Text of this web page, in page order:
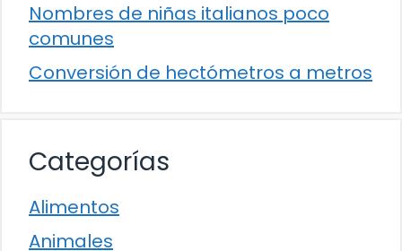
Nombres de niñas italianos poco
comunes
Conversión de hectómetros a metros
Categorías
Alimentos
Animales